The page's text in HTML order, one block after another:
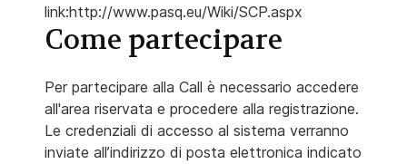
link:http://www.pasq.eu/Wiki/SCP.aspx
Come partecipare
Per partecipare alla Call è necessario accedere
all'area riservata e procedere alla registrazione.
Le credenziali di accesso al sistema verranno
inviate all’indirizzo di posta elettronica indicato